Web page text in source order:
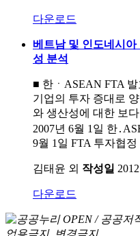
다운로드
베트남 및 인도네시
성 분석
■ 한ㆍASEAN FTA
기업의 투자 증대로
와 생산성에 대한 보
2007년 6월 1일 한
9월 1일 FTA 투자협정
김태윤 외 작성일
다운로드